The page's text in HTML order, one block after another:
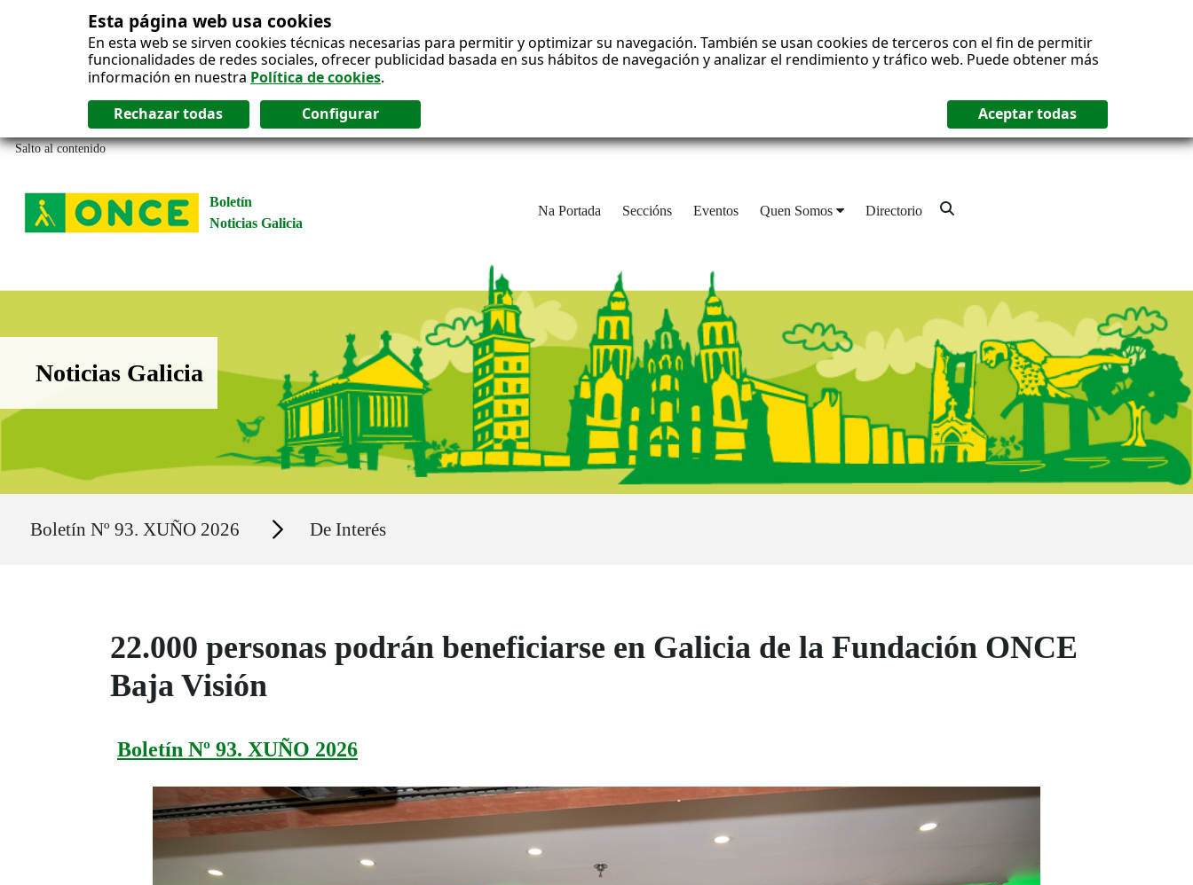
Esta página web usa cookies
En esta web se sirven cookies técnicas necesarias para permitir y optimizar su navegación. También se usan cookies de terceros con el fin de permitir
funcionalidades de redes sociales, ofrecer publicidad basada en sus hábitos de navegación y analizar el rendimiento y tráfico web. Puede obtener más
información en nuestra Política de cookies.
Salto al contenido
Boletín
Noticias Galicia
Na Portada Seccións Eventos Quen Somos Directorio
Boletín Noticias Galicia
Noticias Galicia
Boletín Nº 93. XUÑO 2026 Secciones De Interés
22.000 personas podrán beneficiarse en Galicia de la Fundación ONCE
Baja Visión
Boletín Nº 93. XUÑO 2026